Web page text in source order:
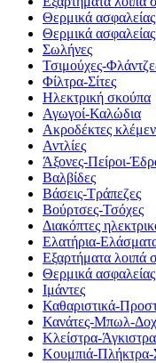
Θερμικά ασφαλείας
Θερμικά
Σωλήνες
Τσιμούχες-
Φίλτρα-Σίτες
Ηλεκτρική σκούπα
Αγωγοί-Καλώδια
Ακροδέκτες
Αντλίες
Άξονες-Πείροι-
Βαλβίδες
Βάσεις-Τράπεζες
Βούρτσες-Τσόχες
Διακόπτες
Ελατήρια-
Εξαρτήματα λοιπά
Θερμικά
Ιμάντες
Καθαριστικά-
Κανάτες-Μπωλ-
Κλείστρα-
Κουμπιά-